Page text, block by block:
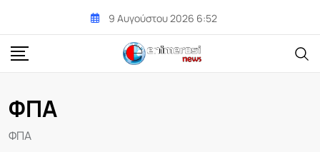
content
9 Αυγούστου 2026 6:52
ΦΠΑ
ΦΠΑ